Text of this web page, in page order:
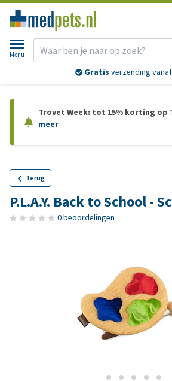
Menu
Gratis verzending
Trovet Week: tot 15% korting op
meer
Terug
P.L.A.Y. Back to School -
0 beoordelingen